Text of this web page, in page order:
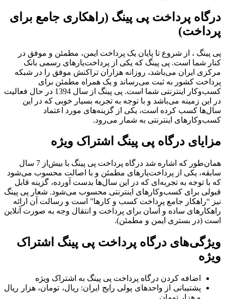
درگاه پرداخت پی پینگ (راهکاری جامع برای
پرداخت)
پی پینگ ، از شروع تا پایان یک پرداخت ایمن، مطمئن و موفق در
کنار شما است. پی پینگ که یکی از پرداخت‌یارهای رسمی بانک
مرکزی ایران می‌باشد، روزانه هزاران تراکنش موفق را در شبکه
پرداخت کشور به ثبت می‌رساند و یک همراه مطمئن برای
کسب‌وکار اینترنتی شما است. پی پینگ از سال 1394 در حال فعالیت
در این زمینه می‌باشد و با توجه به تجربه بسیار خوبی که در این
سال‌ها کسب کرده است، یکی از گزینه‌های مورد اعتماد
کسب‌وکارهای اینترنتی به شمار می‌رود.
مزایای درگاه پی پینگ اشتراک ویژه
همان‌طور که اشاره شد درگاه پرداخت پی پینگ با بیش‌از 7 سال
سابقه، یکی از پرداخت‌یارهای مطمئن و با اصالت محسوب می‌شود
که با توجه به تجربه‌ای که در این سال‌ها بدست آورده، گزینه قابل
قبولی برای کسب‌وکارهای اینترنتی محسوب می‌شود. شعار پی پینگ
نیز “راهکار جامع پرداخت کسب و کارها” است و رسالت آن ارائه
راهکارهای ساده و آسان برای پرداخت و انتقال وجه به صورت آنلاین
است (در بستری ایمن و مطمئن).
ویژگی‌های درگاه پرداخت پی پینگ اشتراک
ویژه
اضافه کردن درگاه پرداخت پی پینگ به اشتراک ویژه
پشتیبانی از واحدهای پولی رایج ایران: ریال، تومان، هزار ریال